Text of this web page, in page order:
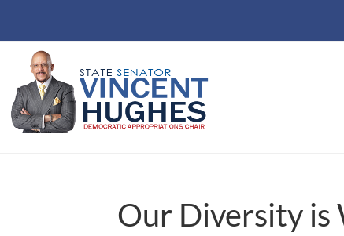
Our Diversity is